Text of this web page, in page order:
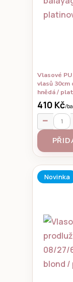
Vlasové
vlasů
hnědá /
410 Kč/
Novinka